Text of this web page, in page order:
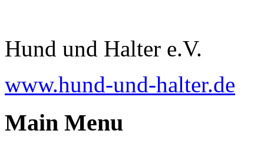
Hund und Halter e.V.
www.hund-und-halter.de
Main Menu